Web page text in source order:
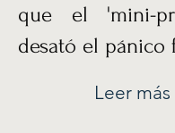
que el 'mini-
desató el pánico
Leer más